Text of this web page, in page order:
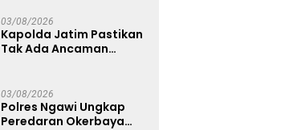
Kebakaran KM Mutiara
Sentosa 2 Berjalan
Maksimal
03/08/2026
Kapolda Jatim Pastikan
Tak Ada Ancaman
Percaya Hoaks
03/08/2026
Polres Ngawi Ungkap
Peredaran Okerbaya